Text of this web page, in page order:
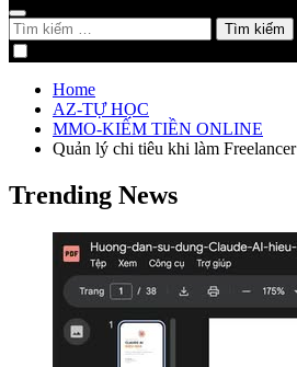
Tìm
kiếm
cho:
Home
AZ-TỰ HỌC
MMO-KIẾM TIỀN ONLINE
Quản lý chi tiêu khi làm Freelancer
Trending News